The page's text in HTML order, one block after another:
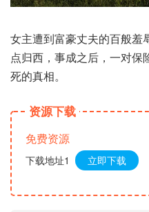
女主遭到富豪丈夫的百般羞
点归西，事成之后，一对保
死的真相。
资源下载
免费资源
下载地址1 立即下载